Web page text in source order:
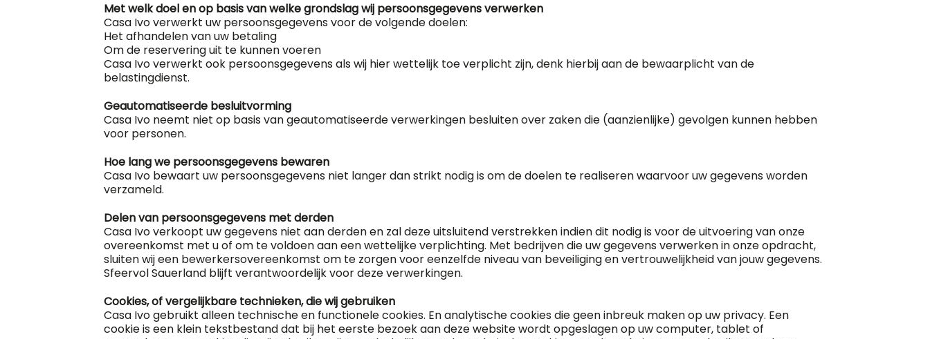
Met welk doel en op basis van welke grondslag wij persoonsgegevens verwerken
Casa Ivo verwerkt uw persoonsgegevens voor de volgende doelen:
Het afhandelen van uw betaling
Om de reservering uit te kunnen voeren
Casa Ivo verwerkt ook persoonsgegevens als wij hier wettelijk toe verplicht zijn, denk hierbij aan de bewaarplicht van de
belastingdienst.
Geautomatiseerde besluitvorming
Casa Ivo neemt niet op basis van geautomatiseerde verwerkingen besluiten over zaken die (aanzienlijke) gevolgen kunnen hebben
voor personen.
Hoe lang we persoonsgegevens bewaren
Casa Ivo bewaart uw persoonsgegevens niet langer dan strikt nodig is om de doelen te realiseren waarvoor uw gegevens worden
verzameld.
Delen van persoonsgegevens met derden
Casa Ivo verkoopt uw gegevens niet aan derden en zal deze uitsluitend verstrekken indien dit nodig is voor de uitvoering van onze
overeenkomst met u of om te voldoen aan een wettelijke verplichting. Met bedrijven die uw gegevens verwerken in onze opdracht,
sluiten wij een bewerkersovereenkomst om te zorgen voor eenzelfde niveau van beveiliging en vertrouwelijkheid van jouw gegevens.
Sfeervol Sauerland blijft verantwoordelijk voor deze verwerkingen.
Cookies, of vergelijkbare technieken, die wij gebruiken
Casa Ivo gebruikt alleen technische en functionele cookies. En analytische cookies die geen inbreuk maken op uw privacy. Een
cookie is een klein tekstbestand dat bij het eerste bezoek aan deze website wordt opgeslagen op uw computer, tablet of